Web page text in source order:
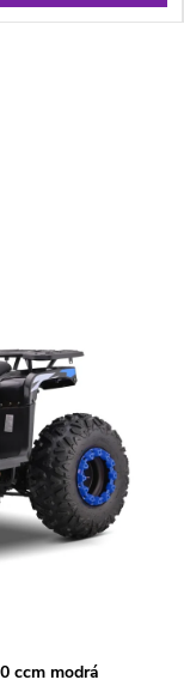
ccm modrá